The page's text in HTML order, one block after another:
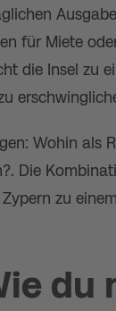
für Miete
die Insel zu
Wohin als
Die
zu
du